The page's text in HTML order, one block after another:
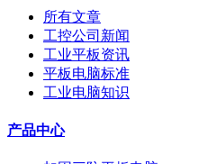
所有文章
工控公司新闻
工业平板资讯
平板电脑标准
工业电脑知识
产品中心